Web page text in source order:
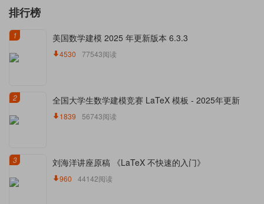
排行榜
1 美国数学建模 2025 年更新版本 6.3.3
4530 77543阅读
2 全国大学生数学建模竞赛 LaTeX 模板 - 2025年更新
1839 56743阅读
3 刘海洋讲座原稿 《LaTeX 不快速的入门》
960 44142阅读